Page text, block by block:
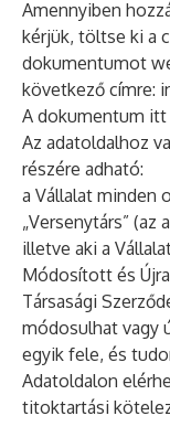
Amennyiben
kérjük, töltse ki a
dokumentumot
következő címre:
A dokumentum itt
Az adatoldalhoz
részére adható:
a Vállalat minden
„Versenytárs”
illetve aki a
Módosított és
Társasági
módosulhat vagy
egyik fele, és
Adatoldalon
titoktartási